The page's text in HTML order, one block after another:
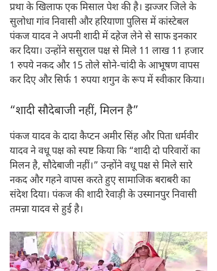
प्रथा के खिलाफ एक मिसाल पेश की है। झज्जर जिले के
सुलोधा गांव निवासी और हरियाणा पुलिस में कांस्टेबल
पंकज यादव ने अपनी शादी में दहेज लेने से साफ इनकार
कर दिया। उन्होंने ससुराल पक्ष से मिले 11 लाख 11 हजार
1 रुपये नकद और 15 तोले सोने-चांदी के आभूषण वापस
कर दिए और सिर्फ 1 रुपया शगुन के रूप में स्वीकार किया।
“शादी सौदेबाजी नहीं, मिलन है”
पंकज यादव के दादा कैप्टन अमीर सिंह और पिता धर्मवीर
यादव ने वधू पक्ष को स्पष्ट किया कि “शादी दो परिवारों का
मिलन है, सौदेबाजी नहीं।” उन्होंने वधू पक्ष से मिले सारे
नकद और गहने वापस करते हुए सामाजिक बराबरी का
संदेश दिया। पंकज की शादी रेवाड़ी के उस्मानपुर निवासी
तमन्ना यादव से हुई है।